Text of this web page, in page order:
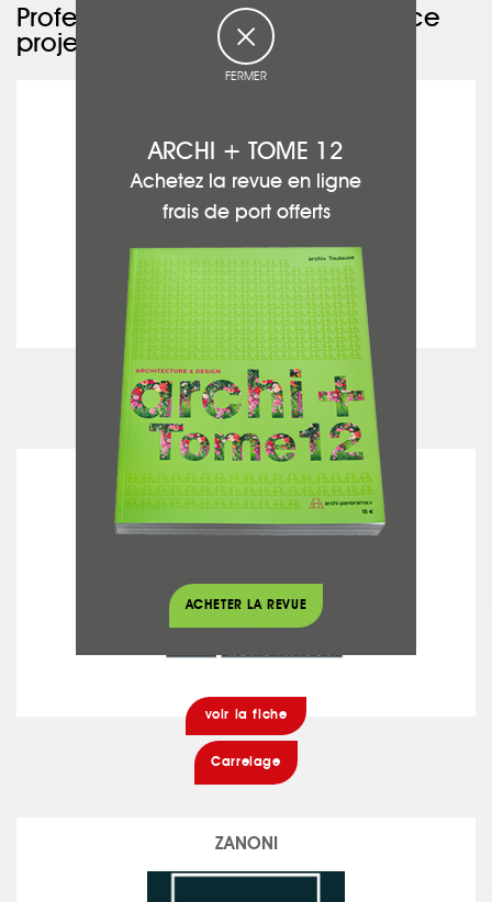
Professionnels ayant participé à ce
projet :
voir la fiche
Agencement
C&B RÉNOVATION
voir la fiche
Carrelage
ZANONI
FERMER
ARCHI + TOME 12
Achetez la revue en ligne
frais de port offerts
ACHETER LA REVUE